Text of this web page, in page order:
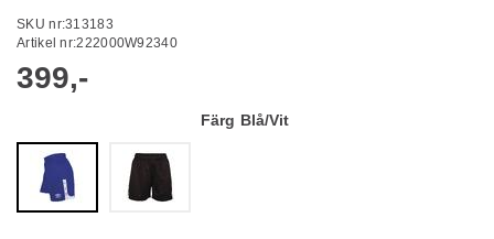
SKU nr:313183
Artikel nr:222000W92340
399,-
Färg Blå/Vit